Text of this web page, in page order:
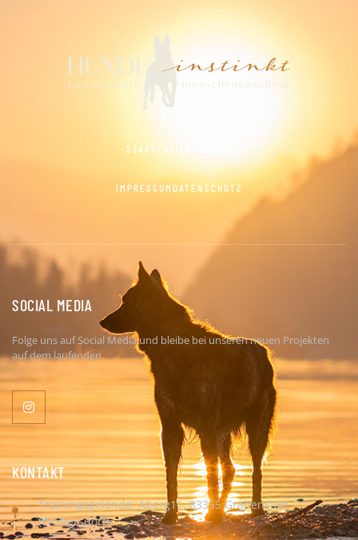
START ERZIEHUNG
IMPRESSUM DATENSCHUTZ
SOCIAL MEDIA
Folge uns auf Social Media und bleibe bei unseren neuen Projekten
auf dem laufenden.
KONTAKT
Trainingsgelände: Aberg11, 83355 Grabenstätt
(Wolkersdorf)